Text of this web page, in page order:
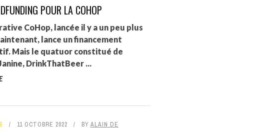
POUR LA COHOP
CoHop, lancée il y a un peu plus
lance un financement
Mais le quatuor constitué de
DrinkThatBeer ...
11 OCTOBRE 2022 BY ALAIN DE